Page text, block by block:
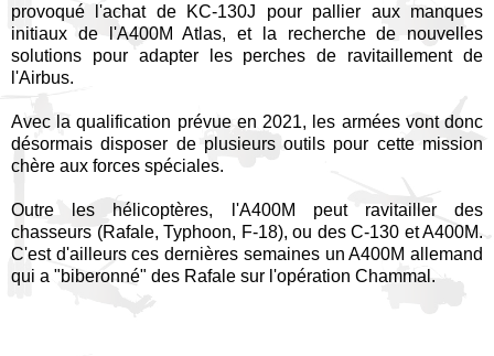
provoqué l'achat de KC-130J pour pallier aux manques
initiaux de l'A400M Atlas, et la recherche de nouvelles
solutions pour adapter les perches de ravitaillement de
l'Airbus.
Avec la qualification prévue en 2021, les armées vont donc
désormais disposer de plusieurs outils pour cette mission
chère aux forces spéciales.
Outre les hélicoptères, l'A400M peut ravitailler des
chasseurs (Rafale, Typhoon, F-18), ou des C-130 et A400M.
C'est d'ailleurs ces dernières semaines un A400M allemand
qui a "biberonné" des Rafale sur l'opération Chammal.